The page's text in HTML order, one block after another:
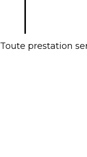
Toute prestation